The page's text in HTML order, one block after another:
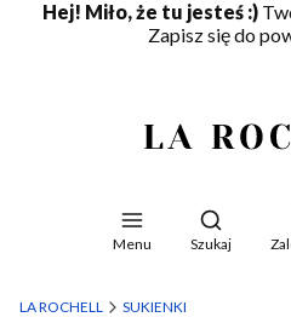
Hej! Miło, że tu jesteś :)
Zapisz się do
Menu
Otwórz
Szukaj
LA ROCHELL SUKIENKI